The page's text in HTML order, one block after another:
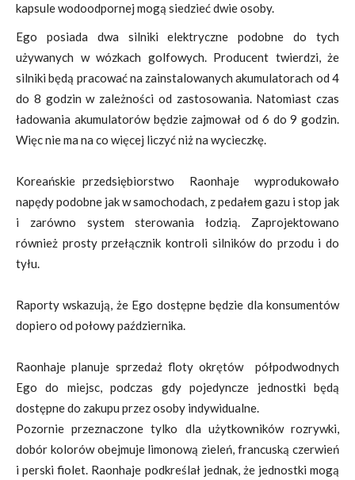
kapsule wodoodpornej mogą siedzieć dwie osoby.
Ego posiada dwa silniki elektryczne podobne do tych
używanych w wózkach golfowych. Producent twierdzi, że
silniki będą pracować na zainstalowanych akumulatorach od 4
do 8 godzin w zależności od zastosowania. Natomiast czas
ładowania akumulatorów będzie zajmował od 6 do 9 godzin.
Więc nie ma na co więcej liczyć niż na wycieczkę.
Koreańskie przedsiębiorstwo Raonhaje wyprodukowało
napędy podobne jak w samochodach, z pedałem gazu i stop jak
i zarówno system sterowania łodzią. Zaprojektowano
również prosty przełącznik kontroli silników do przodu i do
tyłu.
Raporty wskazują, że Ego dostępne będzie dla konsumentów
dopiero od połowy października.
Raonhaje planuje sprzedaż floty okrętów półpodwodnych
Ego do miejsc, podczas gdy pojedyncze jednostki będą
dostępne do zakupu przez osoby indywidualne.
Pozornie przeznaczone tylko dla użytkowników rozrywki,
dobór kolorów obejmuje limonową zieleń, francuską czerwień
i perski fiolet. Raonhaje podkreślał jednak, że jednostki mogą